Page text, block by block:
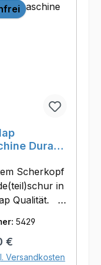
Durati
Scherkopf
in
Qualität. -
starker
die
5429
Preis:
€
Versandkosten